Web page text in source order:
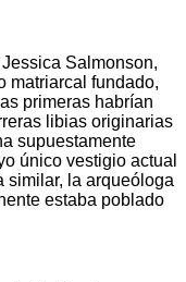
Salmonson,
matriarcal fundado,
primeras habrían
libias originarias
supuestamente
único vestigio actual
similar, la arqueóloga
estaba poblado